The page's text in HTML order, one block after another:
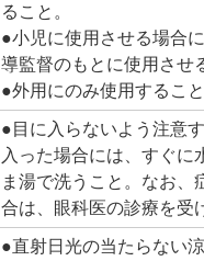
ること。
●小児に使用させる場合
導監督のもとに使用させ
●外用にのみ使用すること
●目に入らないよう注意
入った場合には、すぐに
ま湯で洗うこと。なお、
合は、眼科医の診療を受
●直射日光の当たらない